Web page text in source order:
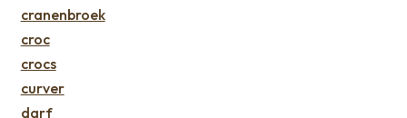
cranenbroek
croc
crocs
curver
darf